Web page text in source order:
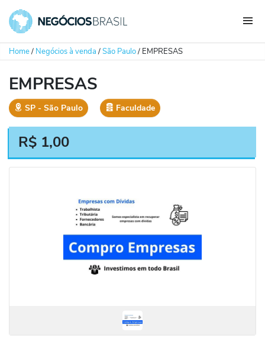
Home/ Negócios à venda/São Paulo/ EMPRESAS
EMPRESAS
SP ‐ São Paulo Faculdade
R$ 1,00